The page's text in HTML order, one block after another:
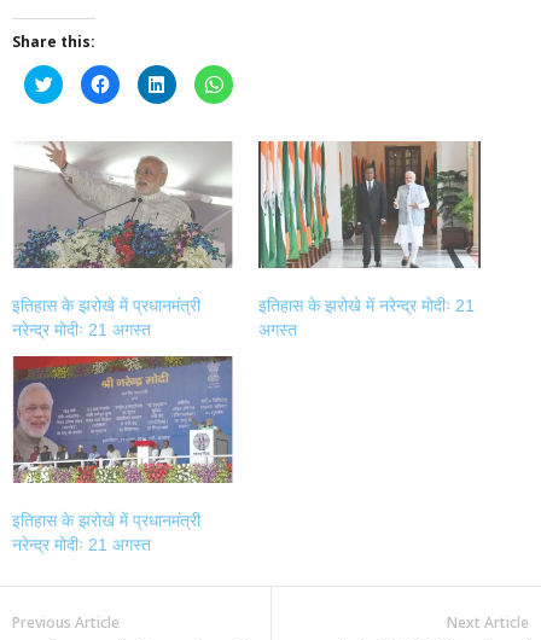
Share this:
Click
to
share
Twitter
(Opens
in
new
window)
Click
to
share
Facebook
(Opens
in
new
window)
Click
to
share
LinkedIn
(Opens
in
new
window)
Click
to
WhatsApp
(Opens
in
new
window)
इतिहास के झरोखे में प्रधानमंत्री
नरेन्द्र मोदीः 21 अगस्त
इतिहास के झरोखे में नरेन्द्र मोदीः 21
अगस्त
इतिहास के झरोखे में प्रधानमंत्री
नरेन्द्र मोदीः 21 अगस्त
Previous Article Next Article